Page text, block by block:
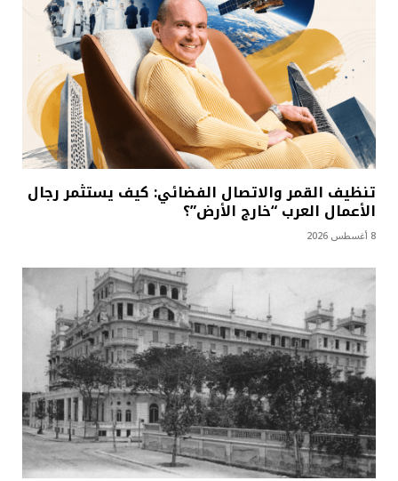
تنظيف القمر والاتصال الفضائي: كيف يستثمر رجال
الأعمال العرب “خارج الأرض”؟
8 أغسطس 2026